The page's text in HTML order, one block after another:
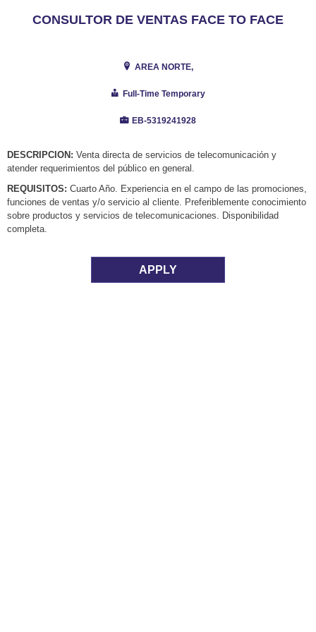
CONSULTOR DE VENTAS FACE TO FACE
AREA NORTE,
Full-Time Temporary
EB-5319241928
DESCRIPCION: Venta directa de servicios de telecomunicación y
atender requerimientos del público en general.
REQUISITOS: Cuarto Año. Experiencia en el campo de las promociones,
funciones de ventas y/o servicio al cliente. Preferiblemente conocimiento
sobre productos y servicios de telecomunicaciones. Disponibilidad
completa.
APPLY